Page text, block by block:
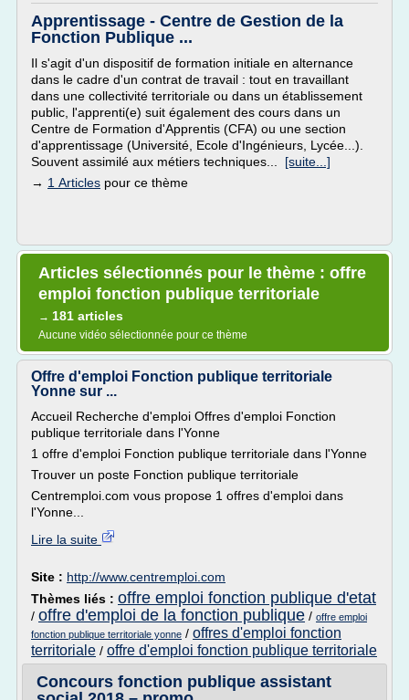
Apprentissage - Centre de Gestion de la
Fonction Publique ...
Il s'agit d'un dispositif de formation initiale en alternance
dans le cadre d'un contrat de travail : tout en travaillant
dans une collectivité territoriale ou dans un établissement
public, l'apprenti(e) suit également des cours dans un
Centre de Formation d'Apprentis (CFA) ou une section
d'apprentissage (Université, Ecole d'Ingénieurs, Lycée...).
Souvent assimilé aux métiers techniques... [suite...]
→ 1 Articles pour ce thème
Articles sélectionnés pour le thème : offre
emploi fonction publique territoriale
→ 181 articles
Aucune vidéo sélectionnée pour ce thème
Offre d'emploi Fonction publique territoriale
Yonne sur ...
Accueil Recherche d'emploi Offres d'emploi Fonction
publique territoriale dans l'Yonne
1 offre d'emploi Fonction publique territoriale dans l'Yonne
Trouver un poste Fonction publique territoriale
Centremploi.com vous propose 1 offres d'emploi dans
l'Yonne...
Lire la suite
Site : http://www.centremploi.com
Thèmes liés : offre emploi fonction publique d'etat
/ offre d'emploi de la fonction publique / offre emploi
fonction publique territoriale yonne / offres d'emploi fonction
territoriale / offre d'emploi fonction publique territoriale
Concours fonction publique assistant